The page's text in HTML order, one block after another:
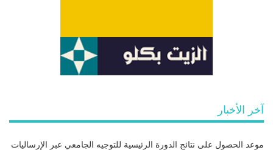
آخر الأخبار
موعد الحصول على نتائج الدورة الرئيسية للتوجيه الجامعي عبر الإرساليات